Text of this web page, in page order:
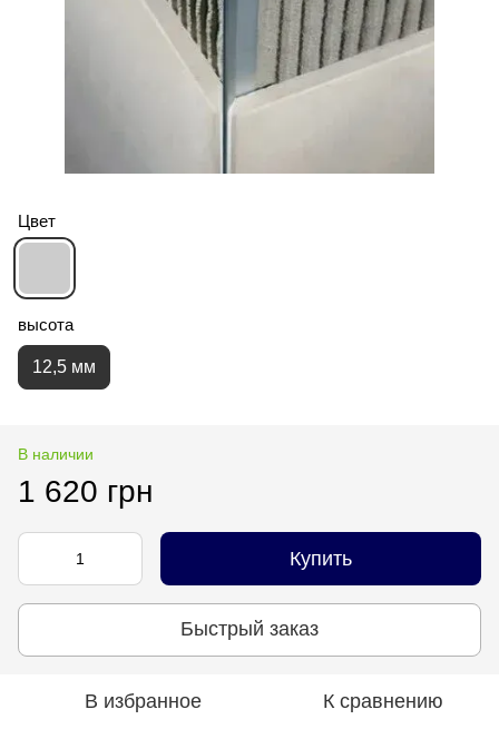
Цвет
высота
12,5 мм
В наличии
1 620 грн
Купить
Быстрый заказ
В избранное К сравнению